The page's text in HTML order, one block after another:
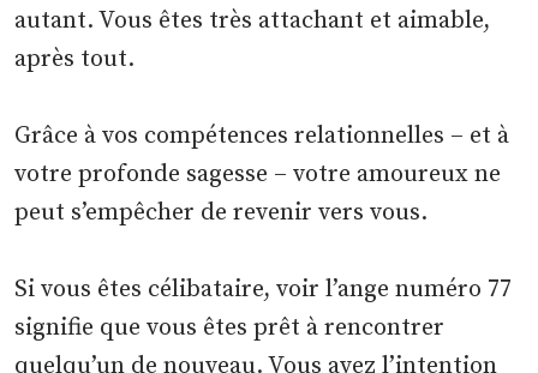
autant. Vous êtes très attachant et aimable,
après tout.
Grâce à vos compétences relationnelles – et à
votre profonde sagesse – votre amoureux ne
peut s’empêcher de revenir vers vous.
Si vous êtes célibataire, voir l’ange numéro 77
signifie que vous êtes prêt à rencontrer
quelqu’un de nouveau. Vous avez l’intention